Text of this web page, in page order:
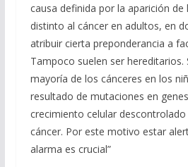
causa definida por la aparición
distinto al cáncer en adultos, en
atribuir cierta preponderancia a
Tampoco suelen ser hereditarios.
mayoría de los cánceres en los
resultado de mutaciones en
crecimiento celular
cáncer. Por este motivo estar
alarma es crucial”